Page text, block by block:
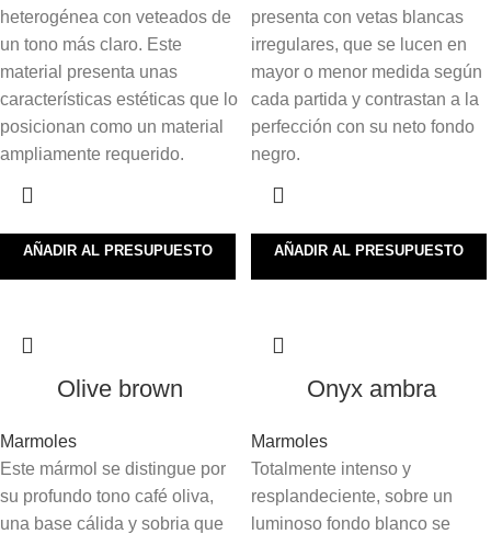
heterogénea con veteados de
un tono más claro. Este
material presenta unas
características estéticas que lo
posicionan como un material
ampliamente requerido.
AÑADIR AL PRESUPUESTO
presenta con vetas blancas
irregulares, que se lucen en
mayor o menor medida según
cada partida y contrastan a la
perfección con su neto fondo
negro.
AÑADIR AL PRESUPUESTO
Olive brown
Marmoles
Este mármol se distingue por
su profundo tono café oliva,
una base cálida y sobria que
Onyx ambra
Marmoles
Totalmente intenso y
resplandeciente, sobre un
luminoso fondo blanco se